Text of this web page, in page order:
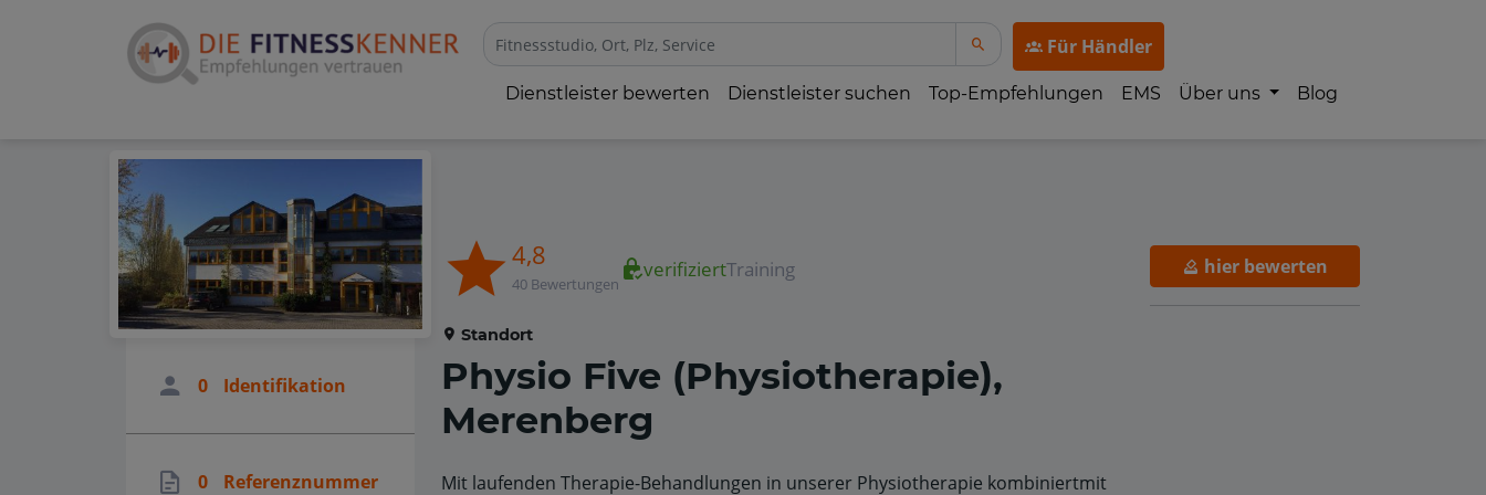
Für Händler
Dienstleister bewerten Dienstleister suchen Top-Empfehlungen EMS Über uns Blog
4,8
40 Bewertungen
verifiziertTraining
Standort
Physio Five (Physiotherapie),
Merenberg
Mit laufenden Therapie-Behandlungen in unserer Physiotherapie kombiniertmit
hier bewerten
0 Identifikation
0 Referenznummer